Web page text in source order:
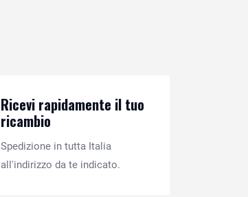
Ricevi rapidamente il tuo
ricambio
Spedizione in tutta Italia
all'indirizzo da te indicato.